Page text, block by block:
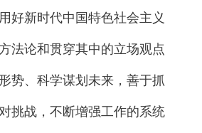
好新时代中国特色社会主义
法论和贯穿其中的立场观点
势、科学谋划未来，善于抓
挑战，不断增强工作的系统